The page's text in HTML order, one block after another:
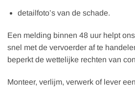
detailfoto’s van de schade.
Een melding binnen 48 uur helpt
snel met de vervoerder af te
beperkt de wettelijke rechten van
Monteer, verlijm, verwerk of lever